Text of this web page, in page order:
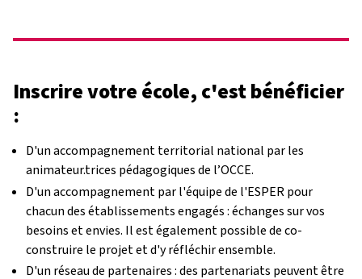
Inscrire votre école, c'est bénéficier
:
D'un accompagnement territorial national par les
animateur.trices pédagogiques de l’OCCE.
D'un accompagnement par l'équipe de l'ESPER pour
chacun des établissements engagés : échanges sur vos
besoins et envies. Il est également possible de co-
construire le projet et d'y réfléchir ensemble.
D'un réseau de partenaires : des partenariats peuvent être